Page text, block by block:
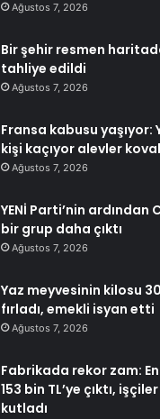
Ağustos 7, 2026
Bir şehir resmen
tahliye edildi
Ağustos 7, 2026
Fransa kabusu yaşıyor:
kişi kaçıyor alevler
Ağustos 7, 2026
YENİ Parti’nin ardından
bir grup daha çıktı
Ağustos 7, 2026
Yaz meyvesinin kilosu
fırladı, emekli isyan etti
Ağustos 7, 2026
Fabrikada rekor zam:
153 bin TL’ye çıktı,
kutladı